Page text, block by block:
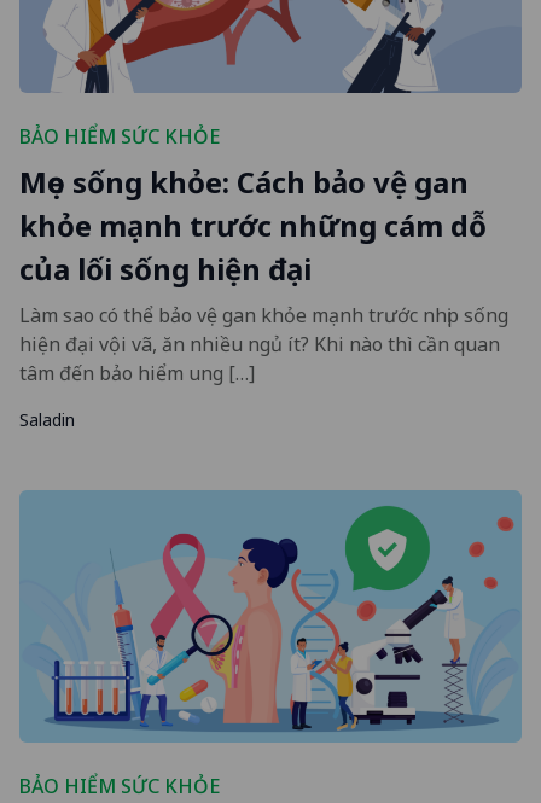
BẢO HIỂM SỨC KHỎE
Mẹo sống khỏe: Cách bảo vệ gan
khỏe mạnh trước những cám dỗ
của lối sống hiện đại
Làm sao có thể bảo vệ gan khỏe mạnh trước nhịp sống
hiện đại vội vã, ăn nhiều ngủ ít? Khi nào thì cần quan
tâm đến bảo hiểm ung […]
Saladin
BẢO HIỂM SỨC KHỎE